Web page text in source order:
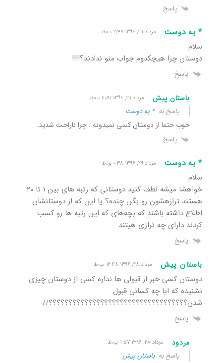
پاسخ
* یه دوست مرداد ۳۱, ۱۳۹۶ ۲:۴۷ ب٫ظ
سلام
دوستان چرا هیچکدوم جواب منو ندادند؟!!!!
پاسخ
باستان پیش مرداد ۳۱, ۱۳۹۶ ۶:۵۱ ب٫ظ
پاسخ به* یه دوست
خوب حتما از دوستان کسی نمیدونه . چرا ناراحت شدید.
پاسخ
* یه دوست مرداد ۲۹, ۱۳۹۶ ۰:۳۸ ق٫ظ
سلام
خواهشا میشه لطف کنید دوستانی که رتبه های بین ۱ تا ۲۰
هستند ترازهشون رو بگن چنده؟ یا این که از دوستانشان
اطلاع داشته باشند که بچه‌های که این رتبه ها رو کسب
کردند دارای چه ترازی هیتند
پاسخ
باستان پیش مرداد ۲۸, ۱۳۹۶ ۱۲:۴۸ ب٫ظ
دوستان کسی خبر از قبولی ها نداره کسی از دوستان چیزی
نشنیده که ایا چه کسانی قبول
شدن؟؟؟؟؟؟؟؟؟؟؟؟؟؟؟؟؟؟؟؟؟؟؟؟؟؟؟؟؟؟؟؟؟؟؟//
پاسخ
مردود مرداد ۲۸, ۱۳۹۶ ۱:۵۷ ب٫ظ
پاسخ بهباستان پیش